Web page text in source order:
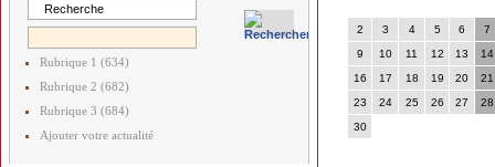
Rubrique 1 (634)
Rubrique 2 (682)
Rubrique 3 (684)
Ajouter votre actualité
2 3 4 5 6
7
9
10 11 12 13
14
16
17 18 19 20
21
23
24 25 26 27
28
30